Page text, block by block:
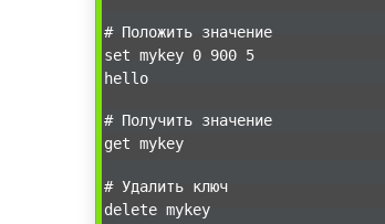
# Положить значение
set mykey 0 900 5
hello
# Получить значение
get mykey
# Удалить ключ
delete mykey